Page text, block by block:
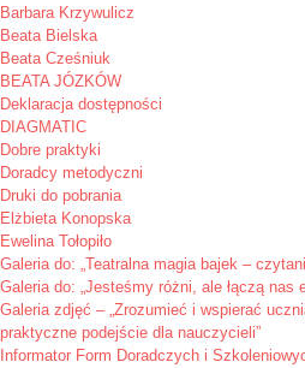
Barbara Krzywulicz
Beata Bielska
Beata Cześniuk
BEATA JÓZKÓW
Deklaracja dostępności
DIAGMATIC
Dobre praktyki
Doradcy metodyczni
Druki do pobrania
Elżbieta Konopska
Ewelina Tołopiło
Galeria do: „Teatralna magia bajek –
Galeria do: „Jesteśmy różni, ale łączą nas
Galeria zdjęć – „Zrozumieć i wspierać
praktyczne podejście dla nauczycieli”
Informator Form Doradczych i